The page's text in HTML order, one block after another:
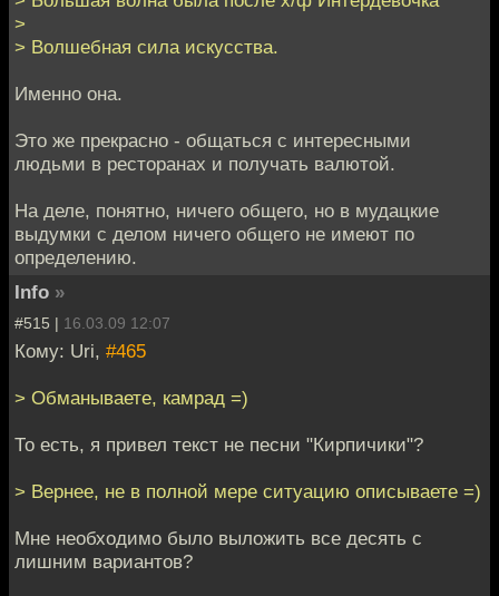
>
> Волшебная сила искусства.
Именно она.
Это же прекрасно - общаться с интересными
людьми в ресторанах и получать валютой.
На деле, понятно, ничего общего, но в мудацкие
выдумки с делом ничего общего не имеют по
определению.
Info »
#515 | 16.03.09 12:07
Кому: Uri, #465
> Обманываете, камрад =)
То есть, я привел текст не песни "Кирпичики"?
> Вернее, не в полной мере ситуацию описываете =)
Мне необходимо было выложить все десять с
лишним вариантов?